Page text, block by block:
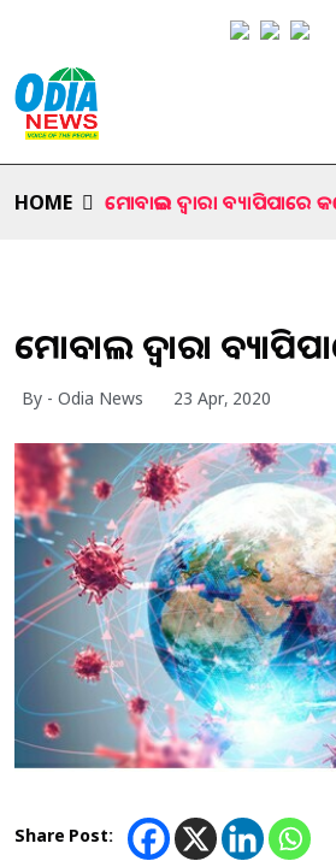
HOME ମୋବାଇଲ ଦ୍ବାରା ବ୍ୟାପିପାରେ
ମୋବାଇଲ ଦ୍ବାରା
By - Odia News 23 Apr, 2020
Share Post: